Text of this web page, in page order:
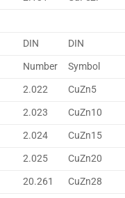
DIN
DIN
Number
Symbol
2.022
CuZn5
2.023
CuZn10
2.024
CuZn15
2.025
CuZn20
20.261
CuZn28